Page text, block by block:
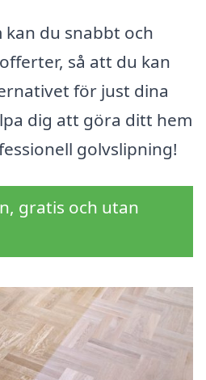
du snabbt och
så att du kan
för just dina
dig att göra ditt hem
golvslipning!
gratis och utan